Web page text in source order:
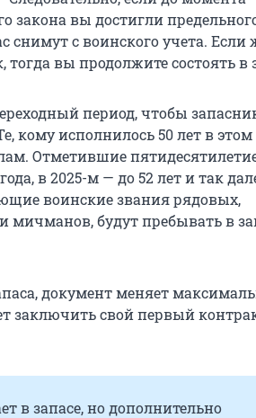
закона вы достигли
снимут с воинского учета. Если
тогда вы продолжите состоять в
период, чтобы
кому исполнилось 50 лет в этом
Отметившие
в 2025-м — до 52 лет и так
воинские звания рядовых,
будут пребывать в
документ меняет
заключить свой первый
в запасе, но дополнительно